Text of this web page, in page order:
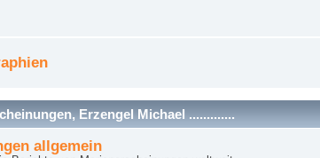
Erzengel Michael .............
allgemein